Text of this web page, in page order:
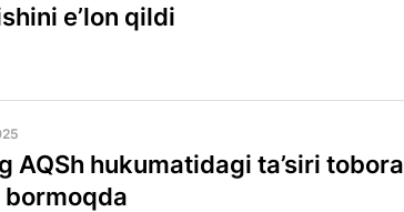
e’lon qildi
AQSh hukumatidagi ta’siri tobora